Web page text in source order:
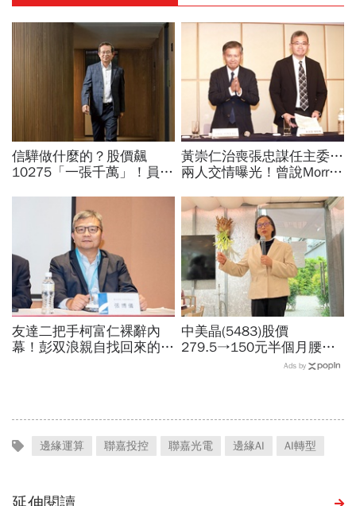
信驊做什麼的？股價飆
10275「一張千萬」！員工
工程師如何孵出「萬金股」
黃崇仁治喪張忠謀任主委…
兩人交情曝光！曾說Morris
我！遺屬發聲「明年定要配
股」
友達二把手柯富仁裸辭內
幕！彭双浪親自找回來的接
中美晶(5483)股價
279.5→150元半個月腰
斬，徐秀蘭端出Q2好成
Ads by
邊緣運算 聯嘉投控 聯嘉光電 邊緣AI AI轉型